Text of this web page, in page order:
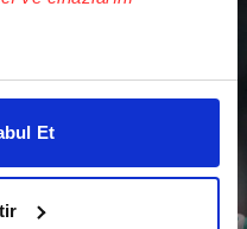
sizlere özel
Bunu yaparken
deneyimi sunmak
ve bu noktada,
Et